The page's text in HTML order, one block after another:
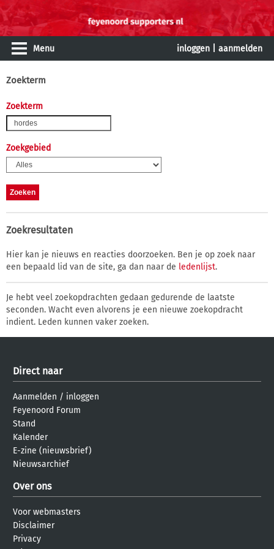
Menu inloggen aanmelden
Zoekterm
Zoekterm
Zoekgebied
Zoekresultaten
Hier kan je nieuws en reacties doorzoeken. Ben je op zoek naar
een bepaald lid van de site, ga dan naar de ledenlijst.
Je hebt veel zoekopdrachten gedaan gedurende de laatste
seconden. Wacht even alvorens je een nieuwe zoekopdracht
indient. Leden kunnen vaker zoeken.
Direct naar
Aanmelden / inloggen
Feyenoord Forum
Stand
Kalender
E-zine (nieuwsbrief)
Nieuwsarchief
Over ons
Voor webmasters
Disclaimer
Privacy